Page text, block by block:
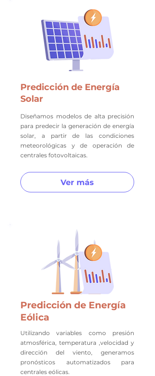
Predicción de Energía
Solar
Diseñamos modelos de alta precisión
para predecir la generación de energía
solar, a partir de las condiciones
meteorológicas y de operación de
centrales fotovoltaicas.
Ver más
Predicción de Energía
Eólica
Utilizando variables como presión
atmosférica, temperatura ,velocidad y
dirección del viento, generamos
pronósticos automatizados para
centrales eólicas.